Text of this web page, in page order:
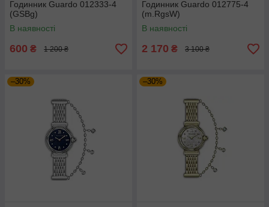
Годинник Guardo 012333-4
(GSBg)
В наявності
600 ₴ 1 200 ₴
Годинник Guardo 012775-4
(m.RgsW)
В наявності
2 170 ₴ 3 100 ₴
–30% –30%